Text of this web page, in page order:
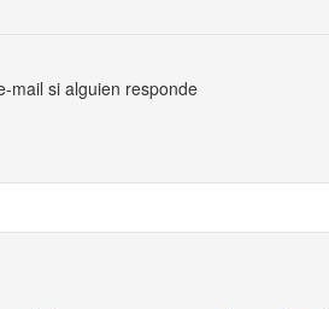
mail si alguien responde